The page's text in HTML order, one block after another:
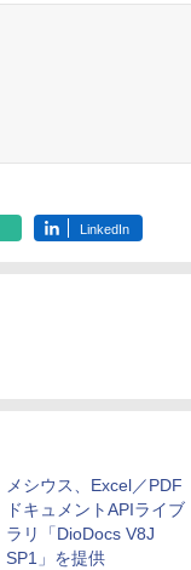
LinkedIn
メシウス、Excel／PDF
ドキュメントAPIライブ
ラリ「DioDocs V8J
SP1」を提供